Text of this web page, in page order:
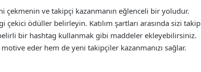
çekmenin ve takipçi kazanmanın eğlenceli bir yoludur.
çekici ödüller belirleyin. Katılım şartları arasında sizi takip
bir hashtag kullanmak gibi maddeler ekleyebilirsiniz.
eder hem de yeni takipçiler kazanmanızı sağlar.